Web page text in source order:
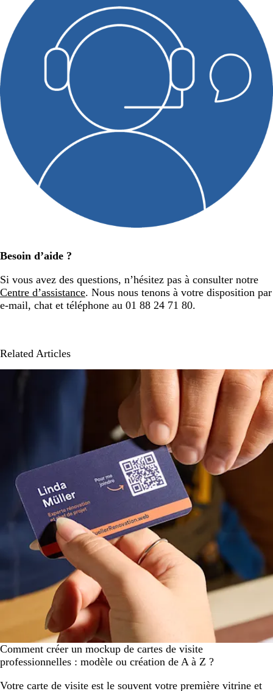
Besoin d’aide ?
Si vous avez des questions, n’hésitez pas à consulter notre
Centre d’assistance. Nous nous tenons à votre disposition par
e-mail, chat et téléphone au 01 88 24 71 80.
Related Articles
Comment créer un mockup de cartes de visite
professionnelles : modèle ou création de A à Z ?
Votre carte de visite est le souvent votre première vitrine et